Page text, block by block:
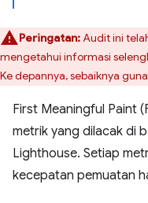
Peringatan:Audit ini
mengetahui informasi
Ke depannya, sebaiknya
First Meaningful Paint
metrik yang dilacak di
Lighthouse. Setiap
kecepatan pemuatan